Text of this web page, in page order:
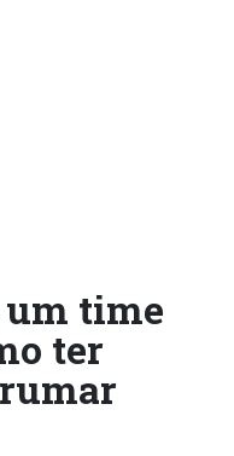
time
ter